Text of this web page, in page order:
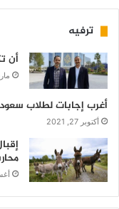
ترفيه
أن
مارس
أغرب إجابات لطلاب
أكتوبر 27, 2021